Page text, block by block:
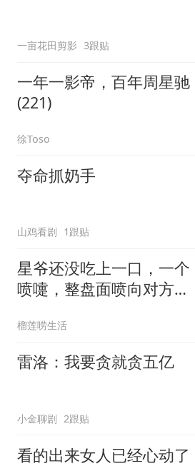
一亩花田剪影 3跟贴
一年一影帝，百年周星驰
(221)
徐Toso
夺命抓奶手
山鸡看剧 1跟贴
星爷还没吃上一口，一个
喷嚏，整盘面喷向对方，
榴莲唠生活
雷洛：我要贪就贪五亿
小金聊剧 2跟贴
看的出来女人已经心动了